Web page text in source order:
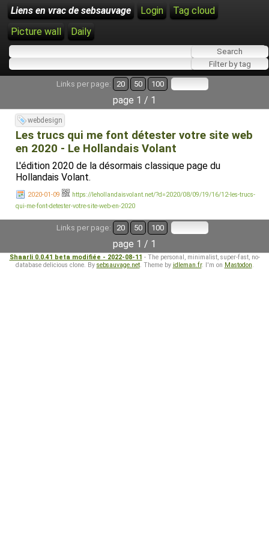
Liens en vrac de sebsauvage Login
Tag cloud
Picture wall
Daily
Links per page: 20 50 100
page 1 / 1
webdesign
Les trucs qui me font détester votre site web
en 2020 - Le Hollandais Volant
L'édition 2020 de la désormais classique page du
Hollandais Volant.
2020-01-09
https://lehollandaisvolant.net/?d=2020/08/09/19/16/12-les-trucs-
qui-me-font-detester-votre-site-web-en-2020
Links per page: 20 50 100
page 1 / 1
Shaarli 0.0.41 beta modifiée - 2022-08-11 - The personal, minimalist, super-fast, no-
database delicious clone. By sebsauvage.net. Theme by idleman.fr. I'm on Mastodon.